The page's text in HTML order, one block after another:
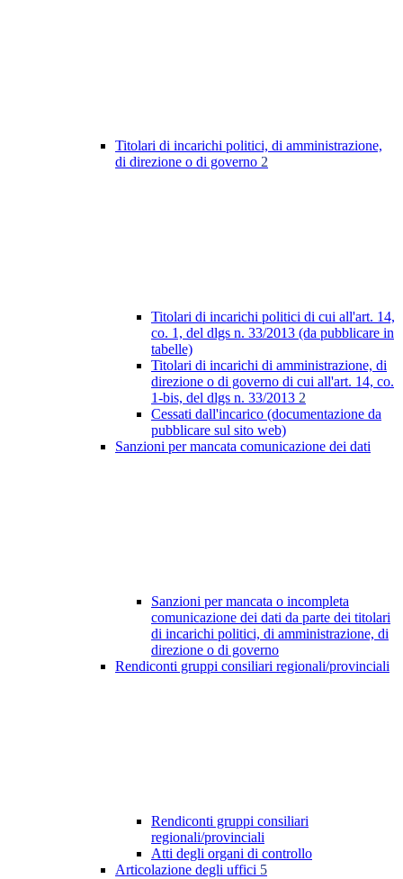
Titolari di incarichi politici, di amministrazione,
di direzione o di governo 2
Titolari di incarichi politici di cui all'art. 14,
co. 1, del dlgs n. 33/2013 (da pubblicare in
tabelle)
Titolari di incarichi di amministrazione, di
direzione o di governo di cui all'art. 14, co.
1-bis, del dlgs n. 33/2013 2
Cessati dall'incarico (documentazione da
pubblicare sul sito web)
Sanzioni per mancata comunicazione dei dati
Sanzioni per mancata o incompleta
comunicazione dei dati da parte dei titolari
di incarichi politici, di amministrazione, di
direzione o di governo
Rendiconti gruppi consiliari regionali/provinciali
Rendiconti gruppi consiliari
regionali/provinciali
Atti degli organi di controllo
Articolazione degli uffici 5